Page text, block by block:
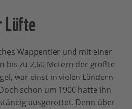
Lüfte
Wappentier und mit einer
bis zu 2,60 Metern der größte
war einst in vielen Ländern
schon um 1900 hatte ihn
ausgerottet. Denn über